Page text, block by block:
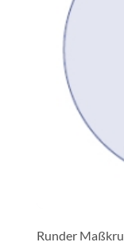
Runder